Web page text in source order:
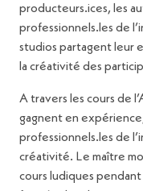
producteurs.ices, les
professionnels.les de
studios partagent leur
la créativité des
A travers les cours de
gagnent en
professionnels.les de
créativité. Le maître
cours ludiques